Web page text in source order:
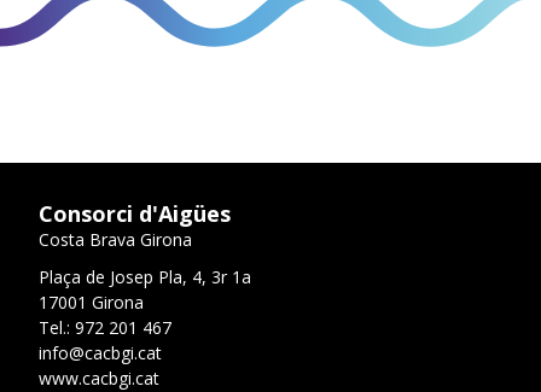
Consorci d'Aigües
Costa Brava Girona
Plaça de Josep Pla, 4, 3r 1a
17001 Girona
Tel.: 972 201 467
info@cacbgi.cat
www.cacbgi.cat